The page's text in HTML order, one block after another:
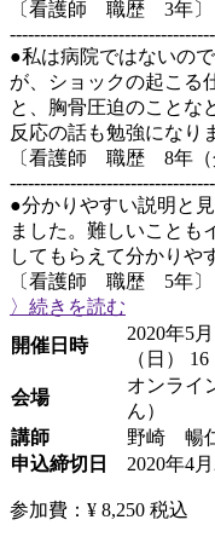
〔看護師 職歴 3年〕
●私は病院ではないの
が、ショックの起こる
と、胸骨圧迫のことな
反応の話も勉強になり
〔看護師 職歴 8年（
●分かりやすい説明と
ました。難しいことも
してもらえて分かりや
〔看護師 職歴 5年〕
〉続きを読む
開催日時
2020年5
（日）
会場
オンライ
ん）
講師
野崎 暢
申込締切日
2020年4月
参加費：¥ 8,250 税込